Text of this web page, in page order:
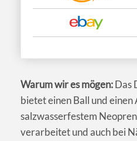
Warum wir es mögen:Das
bietet einen Ball und
salzwasserfestem
verarbeitet und auch bei